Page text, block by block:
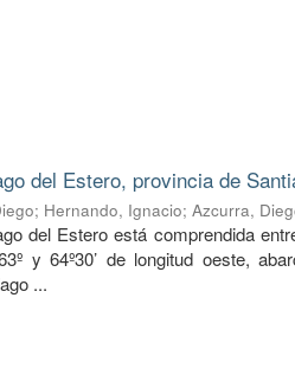
del Estero, provincia de
; Hernando, Ignacio;Azcurra,
del Estero está comprendida
y 64º30’ de longitud oeste,
...